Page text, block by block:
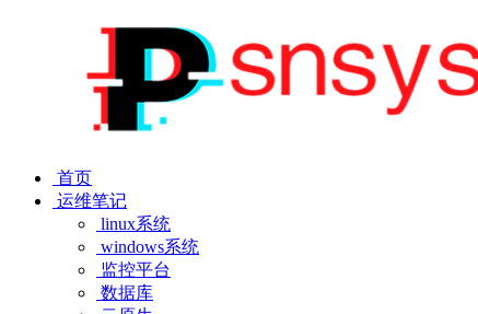
首页
运维笔记
linux系统
windows系统
监控平台
数据库